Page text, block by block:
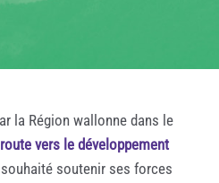
la Région wallonne dans le
vers le développement
soutenir ses forces